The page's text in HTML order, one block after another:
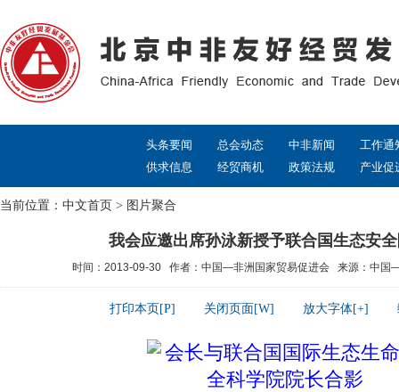
头条要闻 总会动态 中非新闻
工作通
供求信息
经贸商机 政策法规 产业促
当前位置： 中文首页 > 图片聚合
我会应邀出席孙泳新授予联合国生态安
时间：2013-09-30 作者：中国—非洲国家贸易促进会 来源：中国
打印本页[P] 关闭页面[W] 放大字体[+]